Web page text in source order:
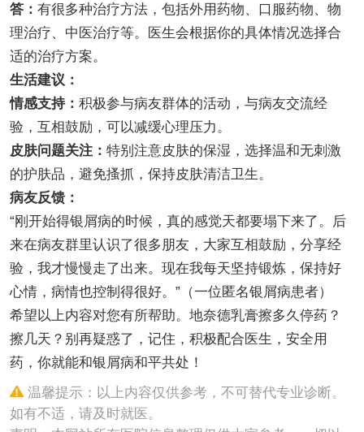
答： 有很多种治疗方法，包括外用药物、口服药物、物
理治疗、中医治疗等。医生会根据你的具体情况选择合
适的治疗方案。
生活建议：
情感支持： 积极参与病友群体的活动，与病友交流经
验，互相鼓励，可以减缓心理压力。
皮肤问题关注： 特别注意皮肤的保湿，选择温和无刺激
的护肤品，避免搔抓，保持皮肤清洁卫生。
病友反馈：
“刚开始得银屑病的时候，真的感觉天都要塌下来了。后
来在病友群里认识了很多朋友，大家互相鼓励，分享经
验，我才慢慢走了出来。现在我每天坚持锻炼，保持好
心情，病情也控制得很好。”（一位匿名银屑病患者）
希望以上内容对您有所帮助。地奈德乳膏擦多久停药？
擦几天？别再疑惑了，记住，积极配合医生，安全用
药，你就能和银屑病和平共处！
温馨提示：以上内容仅供参考，不可替代专业诊断。
如有不适，请及时就医。